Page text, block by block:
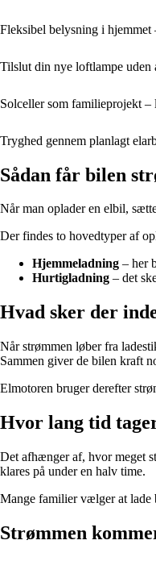
Fleksibel belysning i
Tilslut din nye loftlampe uden
Solceller som familieprojekt –
Tryghed gennem planlagt
Sådan får bilen
Når man oplader en elbil,
Der findes to hovedtyper af
Hjemmeladning – her
Hurtigladning – det
Hvad sker der
Når strømmen løber fra
Sammen giver de bilen kraft
Elmotoren bruger derefter
Hvor lang tid
Det afhænger af, hvor meget
klares på under en halv time.
Mange familier vælger at lade
Strømmen